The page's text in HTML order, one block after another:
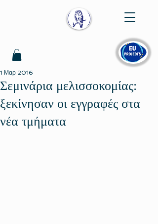
Σεμινάρια μελισσοκομίας:
ξεκίνησαν οι εγγραφές στα
νέα τμήματα
1 Μαρ 2016